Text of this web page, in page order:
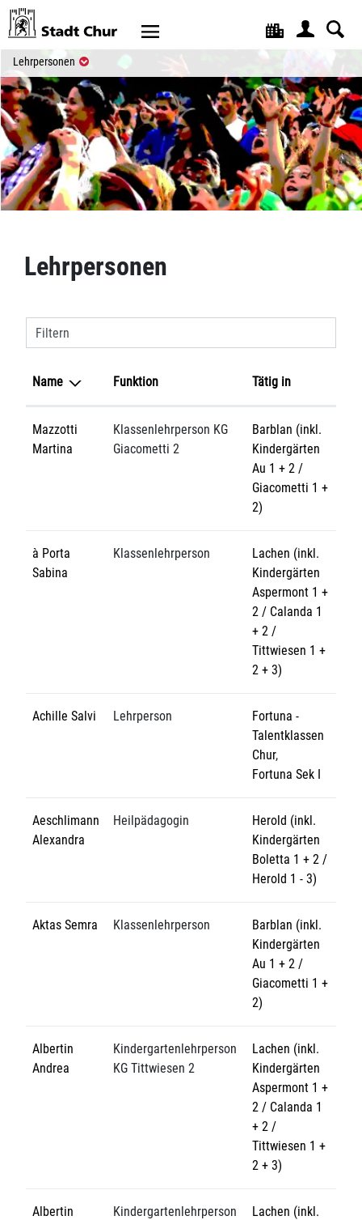
Kopfzeile
Lehrpersonen (ausgewählt)
Inhalt
Lehrpersonen
Filtern
Name Funktion Tätig in
Mazzotti
Martina
Klassenlehrperson KG
Giacometti 2
Barblan (inkl.
Kindergärten
Au 1 + 2 /
Giacometti 1 +
2)
à Porta
Sabina
Klassenlehrperson
Lachen (inkl.
Kindergärten
Aspermont 1 +
2 / Calanda 1
+ 2 /
Tittwiesen 1 +
2 + 3)
Achille Salvi Lehrperson
Fortuna -
Talentklassen
Chur,
Fortuna Sek I
Aeschlimann
Alexandra
Heilpädagogin
Herold (inkl.
Kindergärten
Boletta 1 + 2 /
Herold 1 - 3)
Aktas Semra Klassenlehrperson
Barblan (inkl.
Kindergärten
Au 1 + 2 /
Giacometti 1 +
2)
Albertin
Andrea
Kindergartenlehrperson
KG Tittwiesen 2
Lachen (inkl.
Kindergärten
Aspermont 1 +
2 / Calanda 1
+ 2 /
Tittwiesen 1 +
2 + 3)
Albertin
Kindergartenlehrperson
Lachen (inkl.